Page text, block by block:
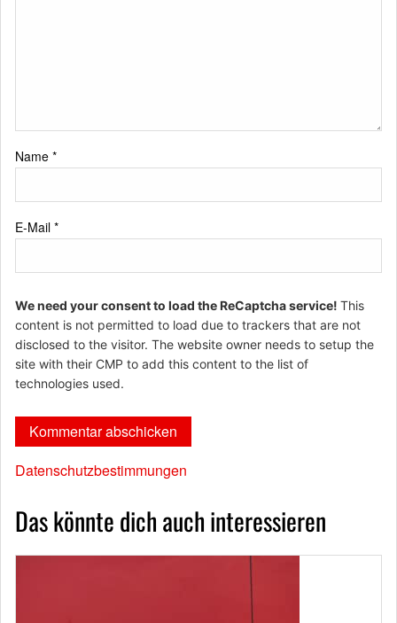
Name *
E-Mail *
We need your consent to load the ReCaptcha service! This
content is not permitted to load due to trackers that are not
disclosed to the visitor. The website owner needs to setup the
site with their CMP to add this content to the list of
technologies used.
Datenschutzbestimmungen
Das könnte dich auch interessieren